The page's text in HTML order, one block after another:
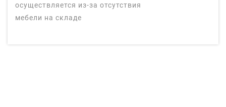
осуществляется из-за отсутствия
мебели на складе